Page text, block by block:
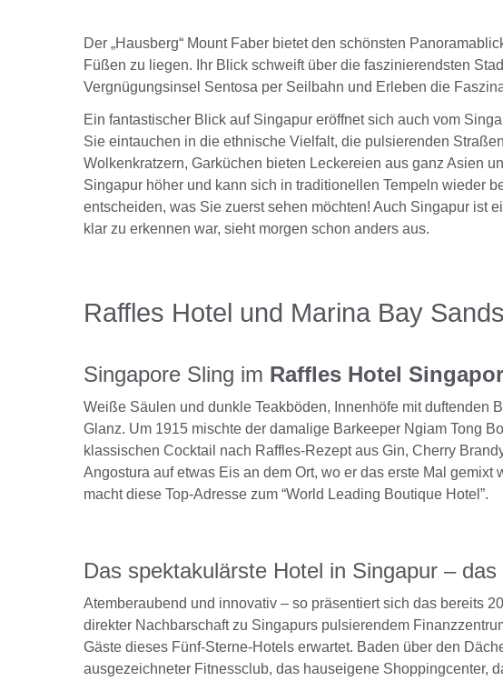
Der „Hausberg“ Mount Faber bietet den schönsten
Füßen zu liegen. Ihr Blick schweift über die faszinierendsten
Vergnügungsinsel Sentosa per Seilbahn und Erleben die
Ein fantastischer Blick auf Singapur eröffnet sich auch vom
Sie eintauchen in die ethnische Vielfalt, die pulsierenden
Wolkenkratzern, Garküchen bieten Leckereien aus ganz Asien
Singapur höher und kann sich in traditionellen Tempeln wieder
entscheiden, was Sie zuerst sehen möchten! Auch Singapur ist
klar zu erkennen war, sieht morgen schon anders aus.
Raffles Hotel und Marina Bay Sands
Singapore Sling im Raffles Hotel
Weiße Säulen und dunkle Teakböden, Innenhöfe mit duftenden
Glanz. Um 1915 mischte der damalige Barkeeper Ngiam Tong
klassischen Cocktail nach Raffles-Rezept aus Gin, Cherry
Angostura auf etwas Eis an dem Ort, wo er das erste Mal
macht diese Top-Adresse zum “World Leading Boutique Hotel”.
Das spektakulärste Hotel in Singapur –
Atemberaubend und innovativ – so präsentiert sich das bereits
direkter Nachbarschaft zu Singapurs pulsierendem
Gäste dieses Fünf-Sterne-Hotels erwartet. Baden über den
ausgezeichneter Fitnessclub, das hauseigene Shoppingcenter,